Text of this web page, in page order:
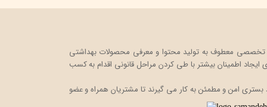
را در قالب یک فروشگاه اینترنتی، به صورت تخصصی معطوف به تولید محتوا و معرفی محصولات بهداشتی
اطمینان بیشتر باطی کردن مراحل قانونی اقدام به کسب
امن و مطمئن به کار می گیرند تا مشتریان همراه و عضو